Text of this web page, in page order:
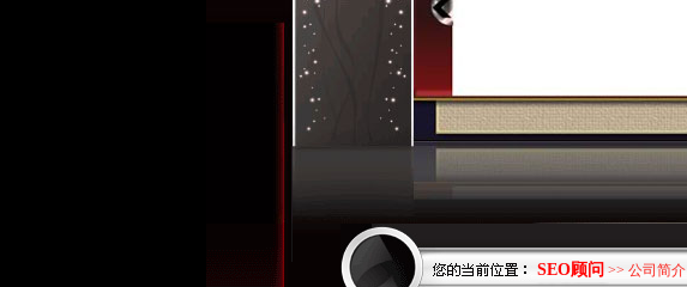
SEO顾问 >> 公司简介